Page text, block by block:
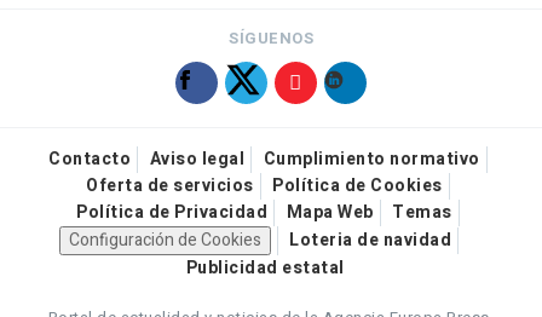
SÍGUENOS
Contacto Aviso legal
Cumplimiento normativo
Oferta de servicios
Política de Cookies
Política de Privacidad
Mapa Web
Temas
Configuración de Cookies
Loteria de navidad
Publicidad estatal